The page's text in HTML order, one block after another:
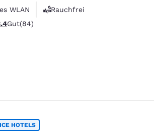
WLAN
Rauchfrei
Gut. 84 Bewertungen
Gut(84)
HOTELS